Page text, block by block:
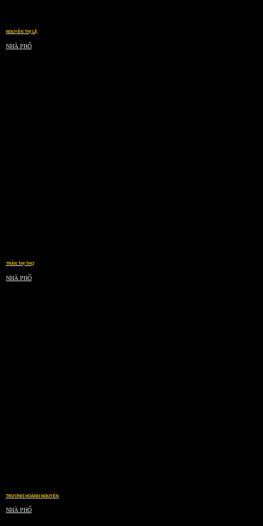
NGUYỄN THỊ LỆ
NHÀ PHỐ
TRẦN THỊ THỌ
NHÀ PHỐ
TRƯƠNG HOÀNG NGUYÊN
NHÀ PHỐ